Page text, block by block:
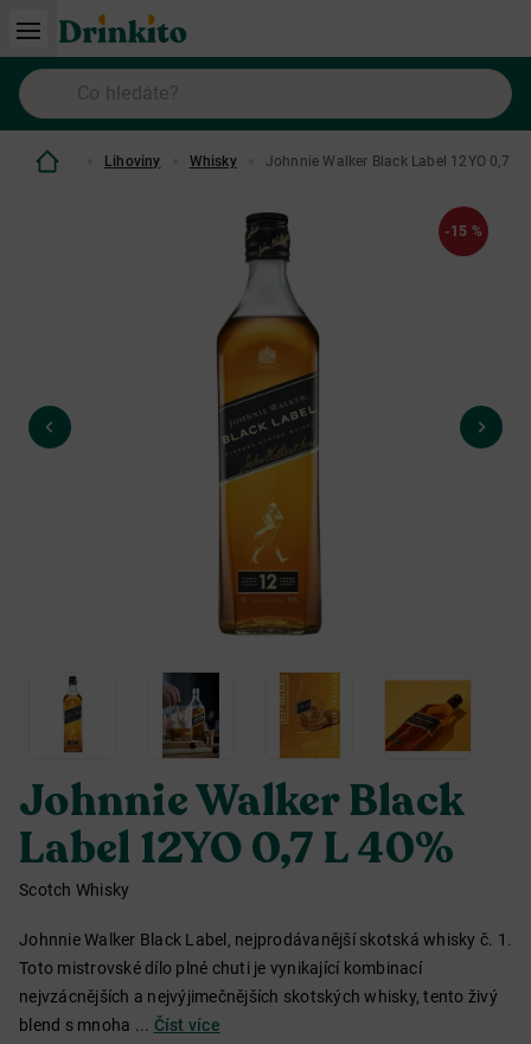
Lihoviny Whisky Johnnie Walker Black Label 12YO 0,7 L
-15 %
Johnnie Walker Black
Label 12YO 0,7 L 40%
Scotch Whisky
Johnnie Walker Black Label, nejprodávanější skotská whisky č. 1.
Toto mistrovské dílo plné chuti je vynikající kombinací
nejvzácnějších a nejvýjimečnějších skotských whisky, tento živý
blend s mnoha ... Číst více